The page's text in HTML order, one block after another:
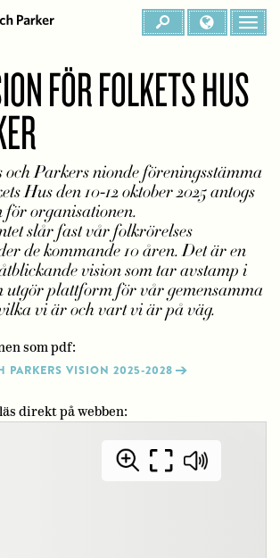
FÖR FOLKETS HUS
och Parkers nionde föreningsstämma
Hus den 10-12 oktober 2025 antogs
för organisationen.
slår fast vår folkrörelses
de kommande 10 åren. Det är en
vision som tar avstamp i
utgör plattform för vår gemensamma
vi är och vart vi är på väg.
som pdf:
PARKERS VISION 2025-2028
direkt på webben: